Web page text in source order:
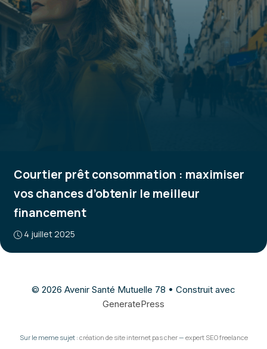
Courtier prêt consommation : maximiser
vos chances d’obtenir le meilleur
financement
4 juillet 2025
© 2026 Avenir Santé Mutuelle 78 • Construit avec
GeneratePress
Sur le meme sujet : création de site internet pas cher— expert SEO freelance